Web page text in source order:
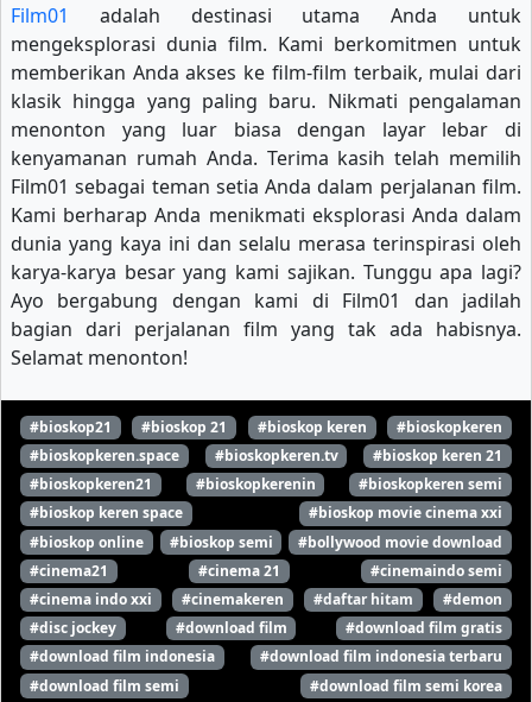
Film01
adalah destinasi utama Anda untuk
mengeksplorasi dunia film. Kami berkomitmen untuk
memberikan Anda akses ke film-film terbaik, mulai dari
klasik hingga yang paling baru. Nikmati pengalaman
menonton yang luar biasa dengan layar lebar di
kenyamanan rumah Anda. Terima kasih telah memilih
Film01 sebagai teman setia Anda dalam perjalanan film.
Kami berharap Anda menikmati eksplorasi Anda dalam
dunia yang kaya ini dan selalu merasa terinspirasi oleh
karya-karya besar yang kami sajikan. Tunggu apa lagi?
Ayo bergabung dengan kami di Film01 dan jadilah
bagian dari perjalanan film yang tak ada habisnya.
Selamat menonton!
#bioskop21 #bioskop 21 #bioskop keren
#bioskopkeren
#bioskopkeren.space
#bioskopkeren.tv
#bioskop keren 21
#bioskopkeren21
#bioskopkerenin
#bioskopkeren semi
#bioskop keren space
#bioskop movie cinema xxi
#bioskop online
#bioskop semi
#bollywood movie download
#cinema21
#cinema 21
#cinemaindo semi
#cinema indo xxi
#cinemakeren #daftar hitam
#demon
#disc jockey
#download film
#download film gratis
#download film indonesia
#download film indonesia terbaru
#download film semi
#download film semi korea